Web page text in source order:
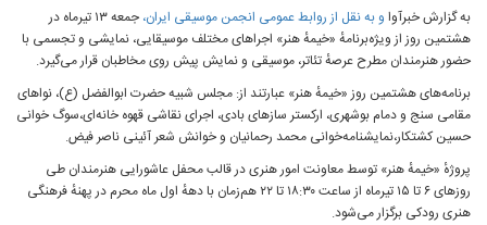
به گزارش خبرآوا و به نقل از روابط عمومی انجمن موسیقی ایران،
جمعه ۱۳ تیرماه در
هشتمین روز از ویژه‌برنامهٔ «خیمهٔ هنر» اجراهای مختلف موسیقایی، نمایشی و تجسمی با
حضور هنرمندان مطرح عرصهٔ تئاتر، موسیقی و نمایش پیش روی مخاطبان قرار می‌گیرد.
برنامه‌های هشتمین روز «خیمهٔ هنر» عبارتند از: مجلس شبیه حضرت ابوالفضل (ع)، نواهای
مقامی سنج و دمام بوشهری، ارکستر سازهای بادی، اجرای نقاشی قهوه خانه‌ای،سوگ خوانی
حسین کشتکار،نمایشنامه‌خوانی محمد رحمانیان و خوانش شعر آئینی ناصر فیض.
پروژهٔ «خیمهٔ هنر» توسط معاونت امور هنری در قالب محفل عاشورایی هنرمندان طی
روزهای ۶ تا ۱۵ تیرماه از ساعت ۱۸:۳۰ تا ۲۲ هم‌زمان با دههٔ اول ماه محرم در پهنهٔ فرهنگی
هنری رودکی برگزار می‌شود.